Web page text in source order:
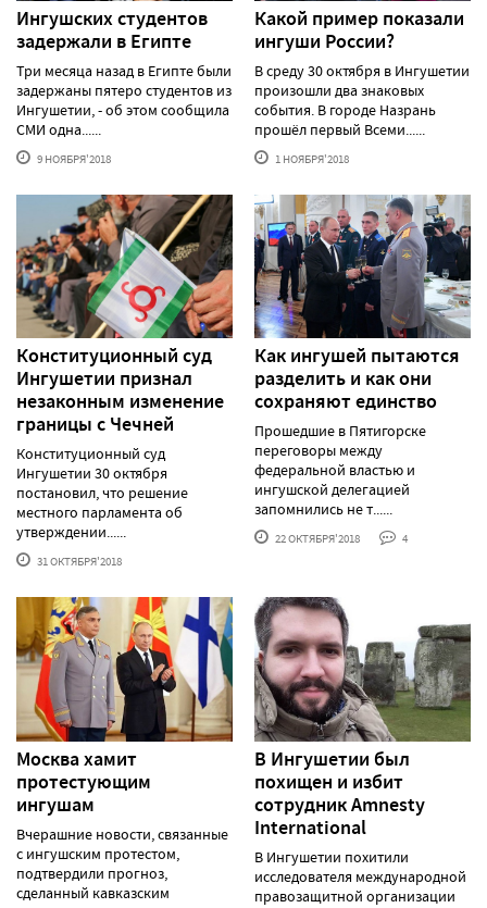
Ингушских студентов
задержали в Египте
Три месяца назад в Египте были
задержаны пятеро студентов из
Ингушетии, - об этом сообщила
СМИ одна......
9 НОЯБРЯ'2018
Какой пример показали
ингуши России?
В среду 30 октября в Ингушетии
произошли два знаковых
события. В городе Назрань
прошёл первый Всеми......
1 НОЯБРЯ'2018
Конституционный суд
Ингушетии признал
незаконным изменение
границы с Чечней
Конституционный суд
Ингушетии 30 октября
постановил, что решение
местного парламента об
утверждении......
31 ОКТЯБРЯ'2018
Как ингушей пытаются
разделить и как они
сохраняют единство
Прошедшие в Пятигорске
переговоры между
федеральной властью и
ингушской делегацией
запомнились не т......
22 ОКТЯБРЯ'2018 4
Москва хамит
протестующим
ингушам
Вчерашние новости, связанные
с ингушским протестом,
подтвердили прогноз,
сделанный кавказским
В Ингушетии был
похищен и избит
сотрудник Amnesty
International
В Ингушетии похитили
исследователя международной
правозащитной организации